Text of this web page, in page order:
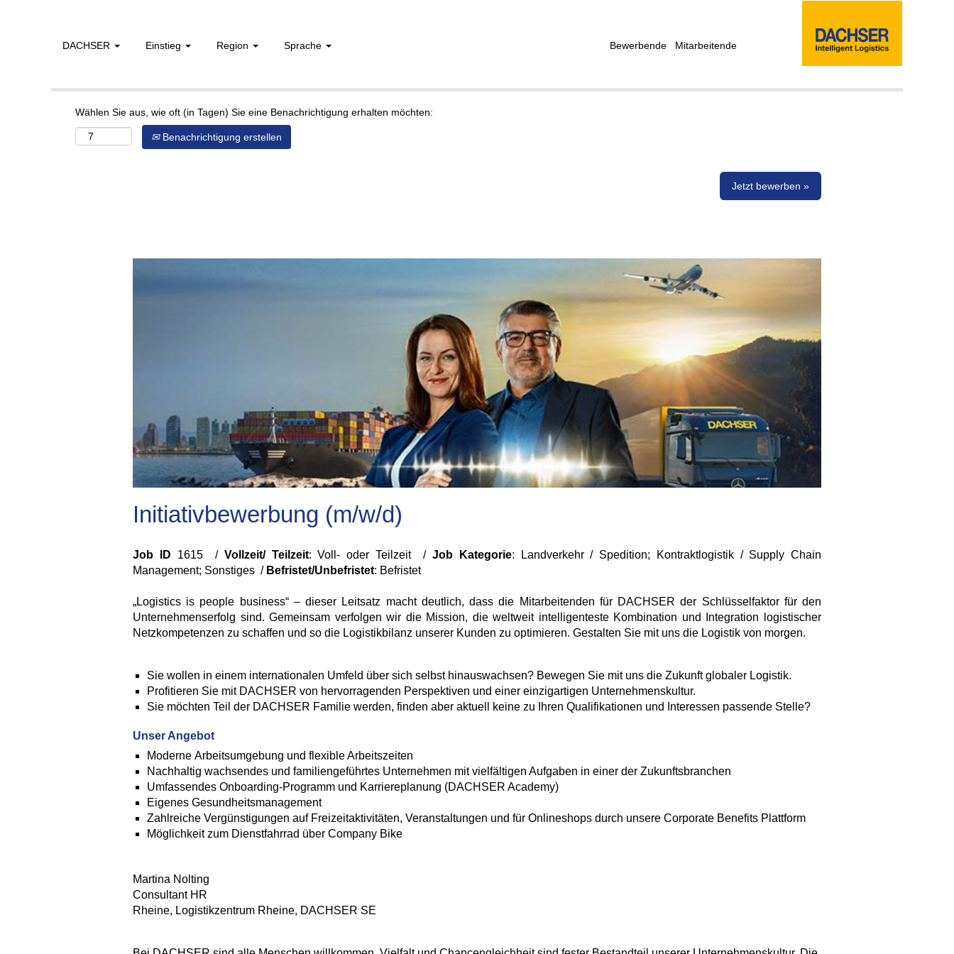
DACHSER Einstieg Region Sprache Bewerbende Mitarbeitende
Mehr Optionen anzeigen
Wählen Sie aus, wie oft (in Tagen) Sie eine Benachrichtigung erhalten möchten:
Benachrichtigung erstellen
Jetzt bewerben »
Initiativbewerbung (m/w/d)
Job ID 1615 / Vollzeit/ Teilzeit: Voll- oder Teilzeit / Job Kategorie: Landverkehr / Spedition; Kontraktlogistik / Supply Chain
Management; Sonstiges /Befristet/Unbefristet: Befristet
„Logistics is people business“ – dieser Leitsatz macht deutlich, dass die Mitarbeitenden für DACHSER der Schlüsselfaktor für den
Unternehmenserfolg sind. Gemeinsam verfolgen wir die Mission, die weltweit intelligenteste Kombination und Integration logistischer
Netzkompetenzen zu schaffen und so die Logistikbilanz unserer Kunden zu optimieren. Gestalten Sie mit uns die Logistik von morgen.
Sie wollen in einem internationalen Umfeld über sich selbst hinauswachsen? Bewegen Sie mit uns die Zukunft globaler Logistik.
Profitieren Sie mit DACHSER von hervorragenden Perspektiven und einer einzigartigen Unternehmenskultur.
Sie möchten Teil der DACHSER Familie werden, finden aber aktuell keine zu Ihren Qualifikationen und Interessen passende Stelle?
Unser Angebot
Moderne Arbeitsumgebung und flexible Arbeitszeiten
Nachhaltig wachsendes und familiengeführtes Unternehmen mit vielfältigen Aufgaben in einer der Zukunftsbranchen
Umfassendes Onboarding-Programm und Karriereplanung (DACHSER Academy)
Eigenes Gesundheitsmanagement
Zahlreiche Vergünstigungen auf Freizeitaktivitäten, Veranstaltungen und für Onlineshops durch unsere Corporate Benefits Plattform
Möglichkeit zum Dienstfahrrad über Company Bike
Martina Nolting
Consultant HR
Rheine, Logistikzentrum Rheine, DACHSER SE